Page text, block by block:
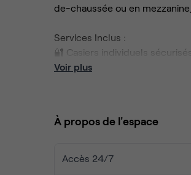
de-chaussée ou en
Services Inclus :
🔐 Casiers individuels sécurisés
🖨 Matériels de bureau :
💤 Espace chill : canapé – jeux
☕ Café/thé à volonté
Voir plus
À propos de l'espace
Accès 24/7